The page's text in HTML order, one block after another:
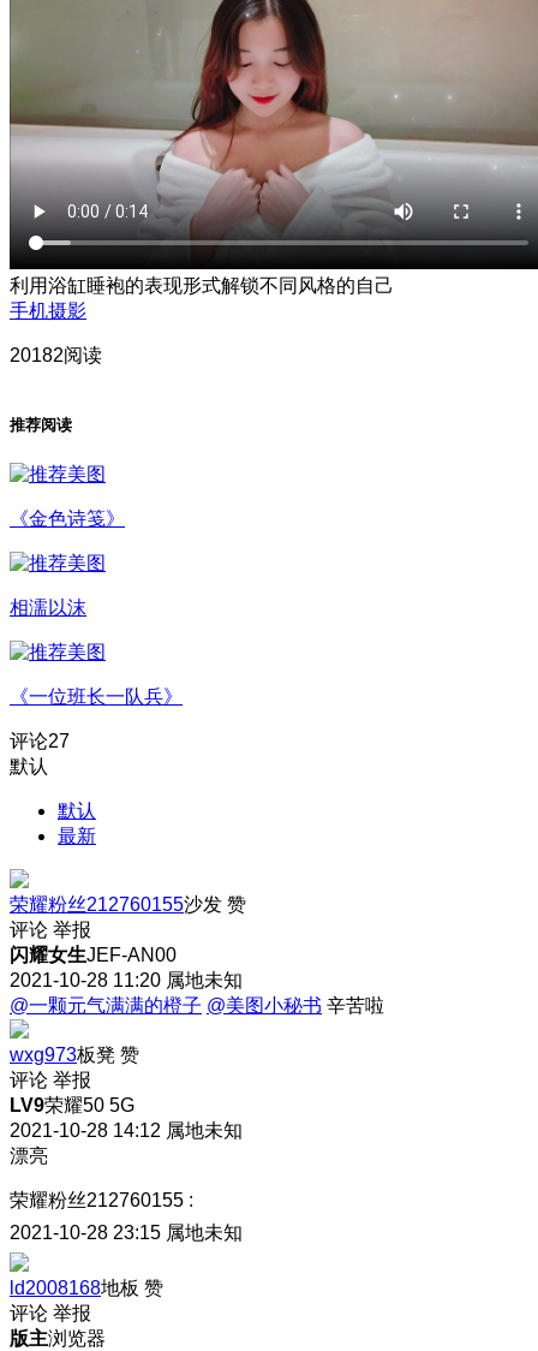
利用浴缸睡袍的表现形式解锁不同风格的自己
手机摄影
20182阅读
推荐阅读
《金色诗笺》
相濡以沫
《一位班长一队兵》
评论27
默认
默认
最新
荣耀粉丝212760155沙发 赞
评论 举报
闪耀女生JEF-AN00
2021-10-28 11:20 属地未知
@一颗元气满满的橙子 @美图小秘书 辛苦啦
wxg973板凳 赞
评论 举报
LV9荣耀50 5G
2021-10-28 14:12 属地未知
漂亮
荣耀粉丝212760155 :
2021-10-28 23:15 属地未知
ld2008168地板 赞
评论 举报
版主浏览器